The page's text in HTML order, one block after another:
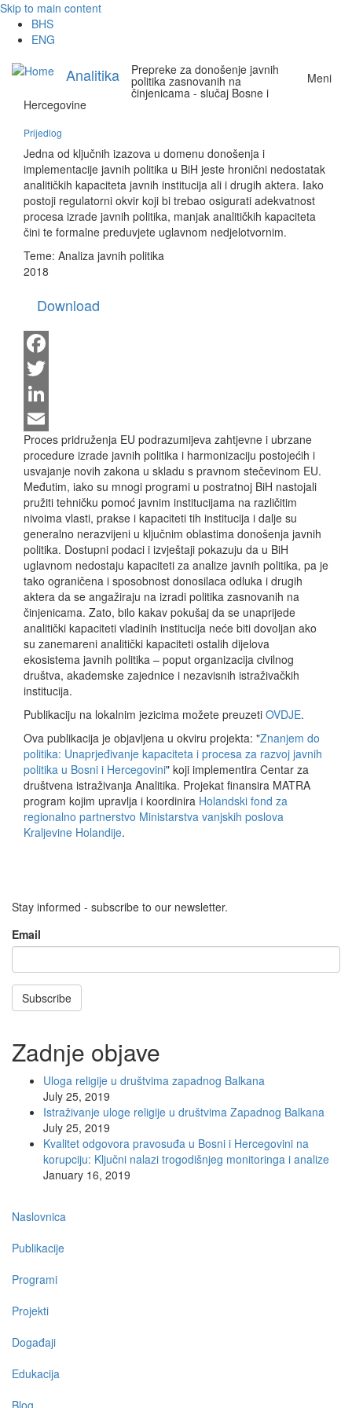
Skip to main content
BHS
ENG
Analitika Meni
Prepreke za donošenje javnih
politika zasnovanih na
činjenicama - slučaj Bosne i
Hercegovine
Prijedlog
Jedna od ključnih izazova u domenu donošenja i
implementacije javnih politika u BiH jeste hronični nedostatak
analitičkih kapaciteta javnih institucija ali i drugih aktera. Iako
postoji regulatorni okvir koji bi trebao osigurati adekvatnost
procesa izrade javnih politika, manjak analitičkih kapaciteta
čini te formalne preduvjete uglavnom nedjelotvornim.
Teme: Analiza javnih politika
2018
Download
Facebook
Twitter
LinkedIn
Email
Proces pridruženja EU podrazumijeva zahtjevne i ubrzane
procedure izrade javnih politika i harmonizaciju postojećih i
usvajanje novih zakona u skladu s pravnom stečevinom EU.
Međutim, iako su mnogi programi u postratnoj BiH nastojali
pružiti tehničku pomoć javnim institucijama na različitim
nivoima vlasti, prakse i kapaciteti tih institucija i dalje su
generalno nerazvijeni u ključnim oblastima donošenja javnih
politika. Dostupni podaci i izvještaji pokazuju da u BiH
uglavnom nedostaju kapaciteti za analize javnih politika, pa je
tako ograničena i sposobnost donosilaca odluka i drugih
aktera da se angažiraju na izradi politika zasnovanih na
činjenicama. Zato, bilo kakav pokušaj da se unaprijede
analitički kapaciteti vladinih institucija neće biti dovoljan ako
su zanemareni analitički kapaciteti ostalih dijelova
ekosistema javnih politika – poput organizacija civilnog
društva, akademske zajednice i nezavisnih istraživačkih
institucija.
Publikaciju na lokalnim jezicima možete preuzeti OVDJE.
Ova publikacija je objavljena u okviru projekta: "Znanjem do
politika: Unaprjeđivanje kapaciteta i procesa za razvoj javnih
politika u Bosni i Hercegovini" koji implementira Centar za
društvena istraživanja Analitika. Projekat finansira MATRA
program kojim upravlja i koordinira Holandski fond za
regionalno partnerstvo Ministarstva vanjskih poslova
Kraljevine Holandije.
Stay informed - subscribe to our newsletter.
Email
Subscribe
Zadnje objave
Uloga religije u društvima zapadnog Balkana
July 25, 2019
Istraživanje uloge religije u društvima Zapadnog Balkana
July 25, 2019
Kvalitet odgovora pravosuđa u Bosni i Hercegovini na
korupciju: Ključni nalazi trogodišnjeg monitoringa i analize
January 16, 2019
Main
navigation
Naslovnica
Publikacije
Programi
Projekti
Događaji
Edukacija
Blog